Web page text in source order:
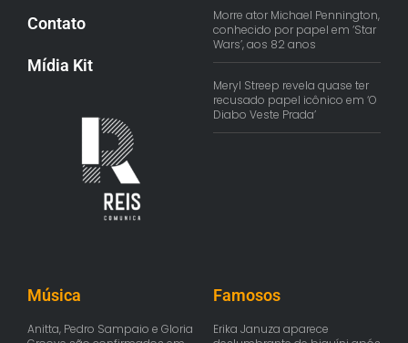
Contato
Mídia Kit
Morre ator Michael Pennington,
conhecido por papel em ‘Star
Wars’, aos 82 anos
Meryl Streep revela quase ter
recusado papel icônico em ‘O
Diabo Veste Prada’
Música
Anitta, Pedro Sampaio e Gloria
Famosos
Erika Januza aparece